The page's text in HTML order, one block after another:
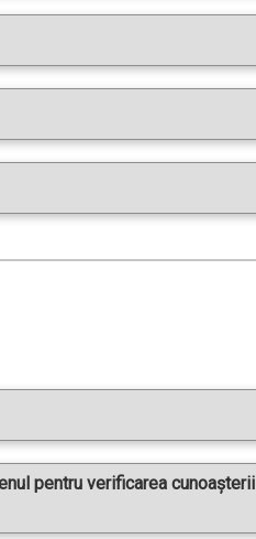
pentru verificarea cunoașterii